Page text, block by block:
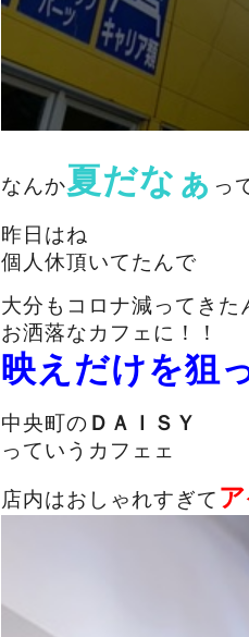
なんか夏だなぁ っ
昨日はね
個人休頂いてたんで
大分もコロナ減ってきた
お洒落なカフェに！！
映えだけを狙
中央町の ＤＡＩＳＹ
っていうカフェェ
店内はおしゃれすぎて